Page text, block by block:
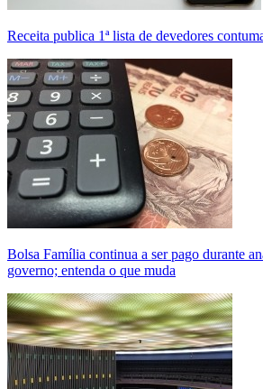
Receita publica 1ª lista de devedores
Bolsa Família continua a ser pago durante
governo; entenda o que muda